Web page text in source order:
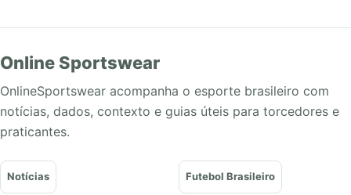
Online Sportswear
OnlineSportswear acompanha o esporte brasileiro com
notícias, dados, contexto e guias úteis para torcedores e
praticantes.
Notícias Futebol Brasileiro